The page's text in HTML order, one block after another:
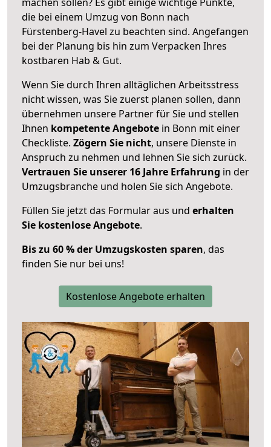
die bei einem Umzug von Bonn nach
Fürstenberg-Havel zu beachten sind. Angefangen
bei der Planung bis hin zum Verpacken Ihres
kostbaren Hab & Gut.
Wenn Sie durch Ihren alltäglichen Arbeitsstress
nicht wissen, was Sie zuerst planen sollen, dann
übernehmen unsere Partner für Sie und stellen
Ihnen kompetente Angebote in Bonn mit einer
Checkliste. Zögern Sie nicht, unsere Dienste in
Anspruch zu nehmen und lehnen Sie sich zurück.
Vertrauen Sie unserer 16 Jahre Erfahrung in der
Umzugsbranche und holen Sie sich Angebote.
Füllen Sie jetzt das Formular aus und erhalten
Sie kostenlose Angebote.
Bis zu 60 % der Umzugskosten sparen, das
finden Sie nur bei uns!
Kostenlose Angebote erhalten